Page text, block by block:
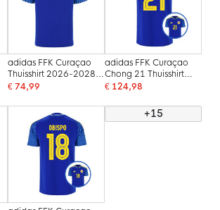
adidas FFK Curaçao
Thuisshirt 2026-2028
Kids
€ 74,99
adidas FFK Curaçao
Chong 21 Thuisshirt
2026-2028
€ 124,98
+15